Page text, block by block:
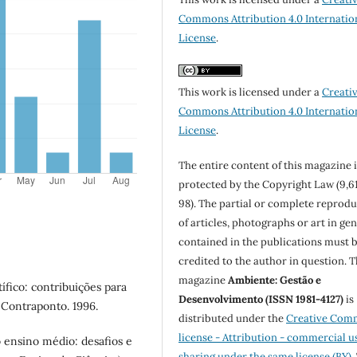
contribuições para
1996.
médio: desafios e
Commons Attribution 4.0
License.
This work is licensed under a
Commons Attribution 4.0
License.
The entire content of this magazine
protected by the Copyright Law
98). The partial or complete
of articles, photographs or art in
contained in the publications must
credited to the author in question.
magazineAmbiente: Gestão e
Desenvolvimento (ISSN 1981-4127)is
distributed under theCreative
license - Attribution - commercial